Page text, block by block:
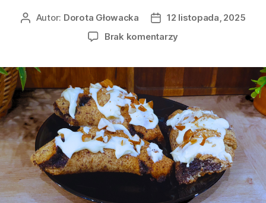
Autor: Dorota Głowacka
12 listopada, 2025
Brak komentarzy